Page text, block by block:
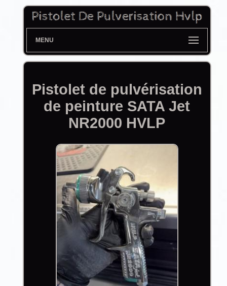
MENU
Pistolet de pulvérisation
de peinture SATA Jet
NR2000 HVLP